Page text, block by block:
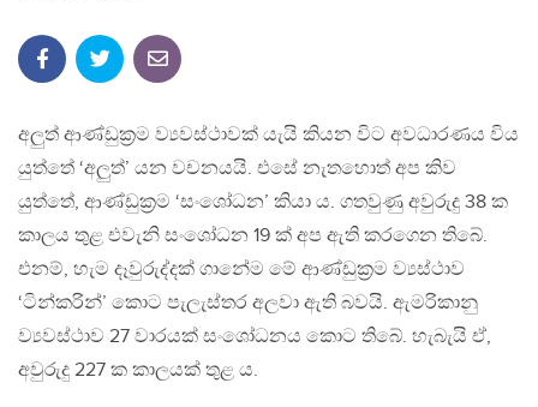
අලුත් ආණ්ඩුක්‍රම ව්‍යවස්ථාවක් යැයි කියන විට අවධාරණය විය
යුත්තේ ‘අලුත්’ යන වචනයයි. එසේ නැතහොත් අප කිව
යුත්තේ, ආණ්ඩුක්‍රම ‘සංශෝධන’ කියා ය. ගතවුණු අවුරුදු 38 ක
කාලය තුළ එවැනි සංශෝධන 19 ක් අප ඇති කරගෙන තිබේ.
එනම්, හැම දෑවුරුද්දක් ගානේම මේ ආණ්ඩුක්‍රම ව්‍යස්ථාව
‘ටින්කරින්’ කොට පැලැස්තර අලවා ඇති බවයි. ඇමරිකානු
ව්‍යවස්ථාව 27 වාරයක් සංශෝධනය කොට තිබේ. හැබැයි ඒ,
අවුරුදු 227 ක කාලයක් තුළ ය.